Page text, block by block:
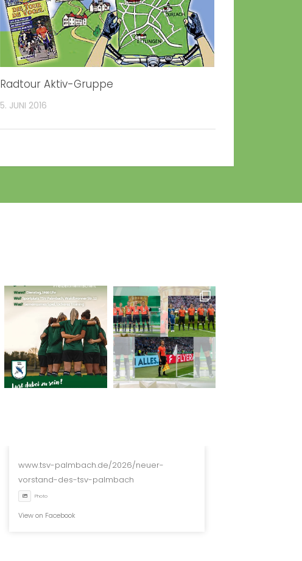
Radtour Aktiv-Gruppe
5. JUNI 2016
www.tsv-palmbach.de/2026/neuer-
vorstand-des-tsv-palmbach
Photo
View on Facebook